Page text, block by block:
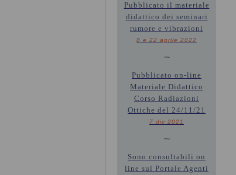
Pubblicato il materiale
didattico dei seminari
rumore e vibrazioni
8 e 22 aprile 2022
~
Pubblicato on-line
Materiale Didattico
Corso Radiazioni
Ottiche del 24/11/21
7 dic 2021
~
Sono consultabili on
line sul Portale Agenti